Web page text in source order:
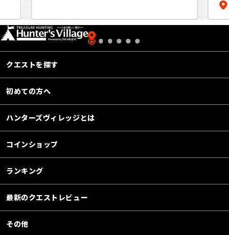
クエストを探す
初めての方へ
ハンターズヴィレッジとは
コインショップ
ランキング
最新のクエストレビュー
その他